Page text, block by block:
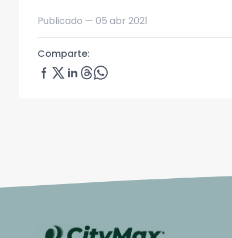
Publicado — 05 abr 2021
Comparte: